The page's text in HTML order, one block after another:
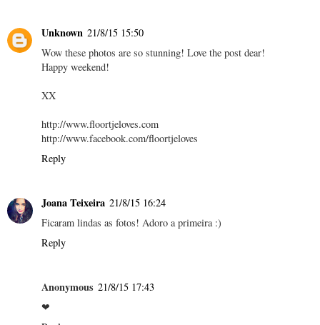
Unknown 21/8/15 15:50
Wow these photos are so stunning! Love the post dear!
Happy weekend!
XX
http://www.floortjeloves.com
http://www.facebook.com/floortjeloves
Reply
Joana Teixeira 21/8/15 16:24
Ficaram lindas as fotos! Adoro a primeira :)
Reply
Anonymous 21/8/15 17:43
❤